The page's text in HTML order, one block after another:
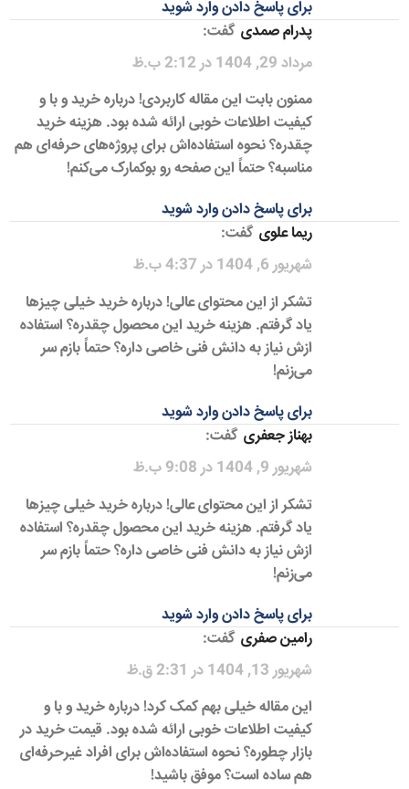
برای پاسخ دادن وارد شوید
پدرام صمدی گفت:
مرداد 29, 1404 در 2:12 ب.ظ
ممنون بابت این مقاله کاربردی! درباره خرید و با و
کیفیت اطلاعات خوبی ارائه شده بود. هزینه خرید
چقدره؟ نحوه استفاده‌اش برای پروژه‌های حرفه‌ای هم
مناسبه؟ حتماً این صفحه رو بوکمارک می‌کنم!
برای پاسخ دادن وارد شوید
ریما علوی گفت:
شهریور 6, 1404 در 4:37 ب.ظ
تشکر از این محتوای عالی! درباره خرید خیلی چیزها
یاد گرفتم. هزینه خرید این محصول چقدره؟ استفاده
ازش نیاز به دانش فنی خاصی داره؟ حتماً بازم سر
می‌زنم!
برای پاسخ دادن وارد شوید
بهناز جعفری گفت:
شهریور 9, 1404 در 9:08 ب.ظ
تشکر از این محتوای عالی! درباره خرید خیلی چیزها
یاد گرفتم. هزینه خرید این محصول چقدره؟ استفاده
ازش نیاز به دانش فنی خاصی داره؟ حتماً بازم سر
می‌زنم!
برای پاسخ دادن وارد شوید
رامین صفری گفت:
شهریور 13, 1404 در 2:31 ق.ظ
این مقاله خیلی بهم کمک کرد! درباره خرید و با و
کیفیت اطلاعات خوبی ارائه شده بود. قیمت خرید در
بازار چطوره؟ نحوه استفاده‌اش برای افراد غیرحرفه‌ای
هم ساده است؟ موفق باشید!